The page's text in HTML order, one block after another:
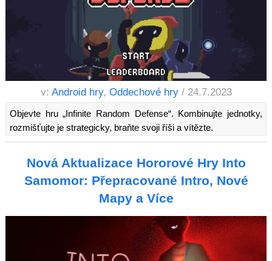
v: Android hry, Oddechové hry / 24.7.2023
Objevte hru „Infinite Random Defense“. Kombinujte jednotky,
rozmišťujte je strategicky, braňte svoji říši a vítězte.
Nová Aktualizace Hororové Hry Into
Samomor: Přepracované Intro, Nové
Mapy a Více